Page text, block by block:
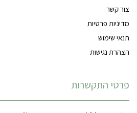
צור קשר
מדיניות פרטיות
תנאי שימוש
הצהרת נגישות
פרטי התקשרות